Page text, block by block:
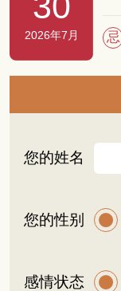
2026年7月 忌
您的姓名
您的性别
感情状态